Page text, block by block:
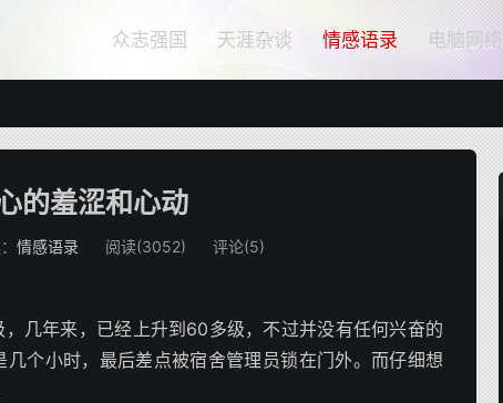
众志强国 天涯杂谈 情感语录 电脑网络
的羞涩和心动
情感语录 阅读(3052) 评论(5)
几年来，已经上升到60多级，不过并没有任何兴奋的
个小时，最后差点被宿舍管理员锁在门外。而仔细想